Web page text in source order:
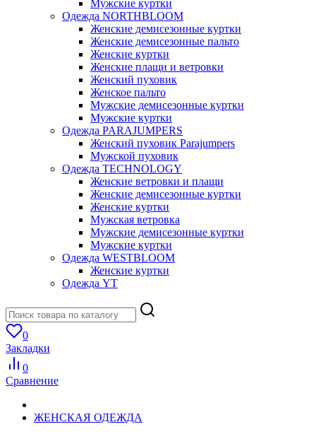
Мужские куртки
Одежда NORTHBLOOM
Женские демисезонные куртки
Женские демисезонные пальто
Женские куртки
Женские плащи и ветровки
Женский пуховик
Женское пальто
Мужские демисезонные куртки
Мужские куртки
Одежда PARAJUMPERS
Женский пуховик Parajumpers
Мужской пуховик
Одежда TECHNOLOGY
Женские ветровки и плащи
Женские демисезонные куртки
Женские куртки
Мужская ветровка
Мужские демисезонные куртки
Мужские куртки
Одежда WESTBLOOM
Женские куртки
Одежда YT
0
Закладки
0
Сравнение
ЖЕНСКАЯ ОДЕЖДА